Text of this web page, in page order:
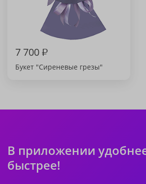
7 700₽
Букет "Сиреневые грезы"
В приложении
быстрее!